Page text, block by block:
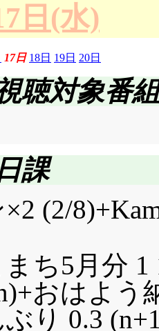
日(水)
17日 18日 19日 20日
聴対象番組
課
(2/
ち5月分
おはよう
り 0.3